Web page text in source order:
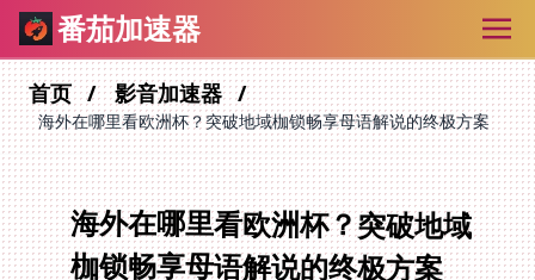
番茄加速器
首页 影音加速器
海外在哪里看欧洲杯？突破地域枷锁畅享母语解说的终极方案
海外在哪里看欧洲杯？突破地域
枷锁畅享母语解说的终极方案